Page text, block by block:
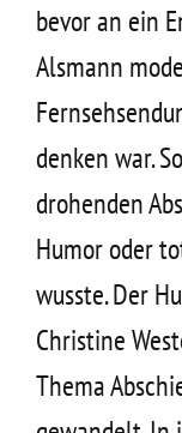
bevor an ein
Alsmann
denken war.
drohenden
Humor oder
wusste. Der
Christine
Thema